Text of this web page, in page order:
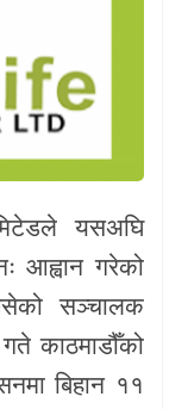
यसअघि
आह्वान गरेको
सञ्चालक
काठमाडौँको
बिहान ११